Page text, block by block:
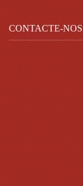
CONTACTE-NOS